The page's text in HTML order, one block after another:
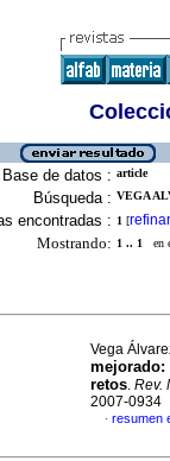
Base de datos : article
Búsqueda : VEGA
encontradas : 1 [refinar
Mostrando: 1 .. 1 en
Vega
mejorado:
retos. Rev.
2007-0934
· resumen